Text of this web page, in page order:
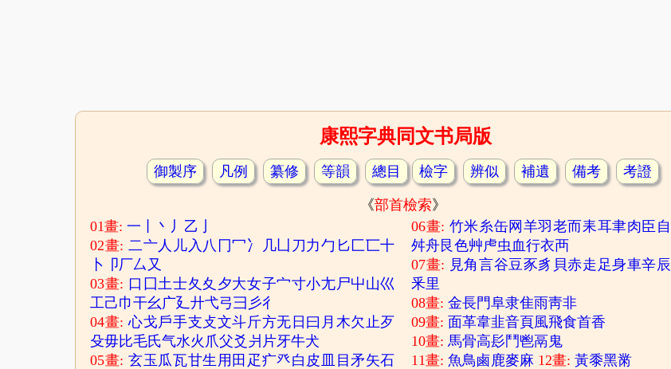
康熙字典同文书局版
御製序 凡例 纂修 等韻 總目 檢字 辨似 補遺 備考 考證
《部首檢索》
01畫:一 丶 丿 乙
02畫:二亠人 儿入 八 冂冖 冫 几凵 刀 力勹 匕 匚匸十
卜
卩厂厶 又
03畫: 口 囗土士夂 夊 夕大女子宀寸小尢尸屮山巛
工己巾干幺 广廴廾弋弓彐 彡彳
04畫:心戈戶手支 攴文斗斤方无 日 曰 月 木欠止歹
殳毋比毛氏气水火 爪父爻 爿 片牙牛犬
05畫:玄玉 瓜瓦甘生 用 田 疋疒癶白 皮 目矛矢石
06畫: 竹米 糸缶网 羊羽老而耒耳聿肉臣 自
舛舟艮色艸虍虫血行衣襾
07畫: 見角言谷豆豕豸 貝赤走 足身車辛辰
釆里
08畫:金長門阜隶隹雨靑非
09畫: 面革韋韭音頁風飛食首香
10畫:馬骨高髟 鬥鬯鬲 鬼
11畫:魚鳥鹵鹿麥麻 12畫:黃黍黑黹